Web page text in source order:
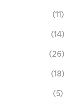
(11)
(14)
(26)
(18)
(5)